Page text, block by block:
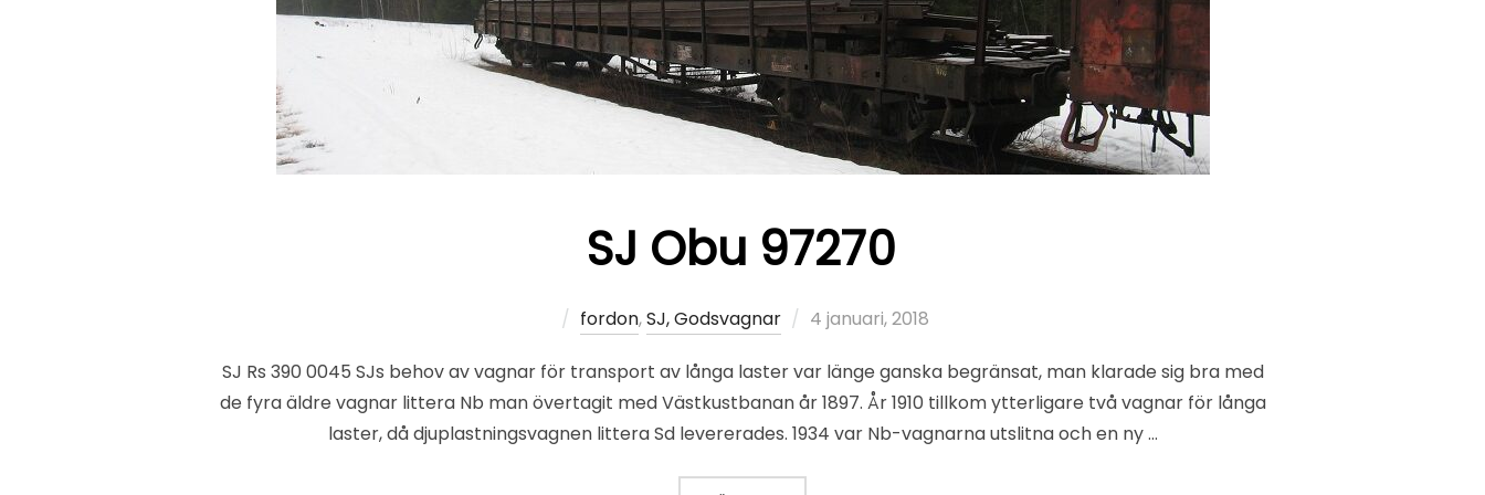
SJ Obu 97270
fordon,SJ, Godsvagnar
Publicerat
4 januari, 2018
SJ Rs 390 0045 SJs behov av vagnar för transport av långa laster var länge ganska begränsat, man klarade sig bra med
de fyra äldre vagnar littera Nb man övertagit med Västkustbanan år 1897. År 1910 tillkom ytterligare två vagnar för långa
laster, då djuplastningsvagnen littera Sd levererades. 1934 var Nb-vagnarna utslitna och en ny …